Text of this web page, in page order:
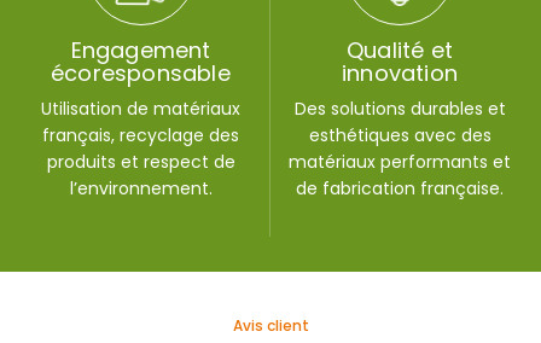
Engagement
écoresponsable
Utilisation de matériaux
français, recyclage des
produits et respect de
l’environnement.
Qualité et
innovation
Des solutions durables et
esthétiques avec des
matériaux performants et
de fabrication française.
Avis client